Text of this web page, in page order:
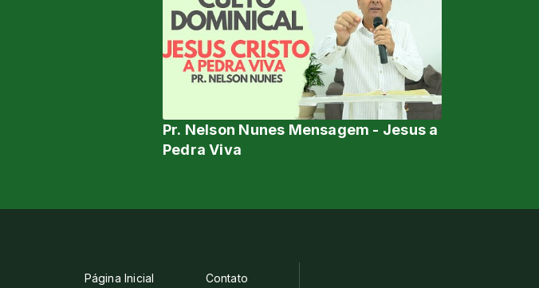
Pr. Nelson Nunes Mensagem - Jesus a
Pedra Viva
Página Inicial Contato